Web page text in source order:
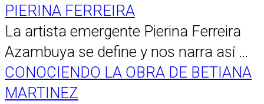
PIERINA FERREIRA
La artista emergente Pierina Ferreira
Azambuya se define y nos narra así …
CONOCIENDO LA OBRA DE BETIANA
MARTINEZ